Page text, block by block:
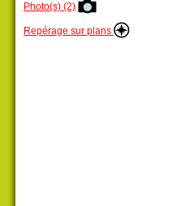
Photo(s) (2)
Repérage sur plans